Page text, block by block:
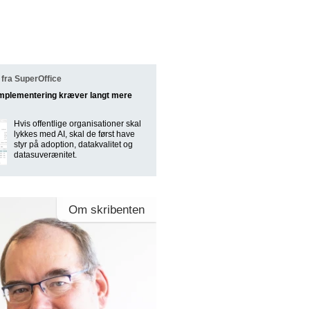
SuperOffice
kræver langt mere
Hvis offentlige organisationer skal
lykkes med AI, skal de først have
styr på adoption, datakvalitet og
datasuverænitet.